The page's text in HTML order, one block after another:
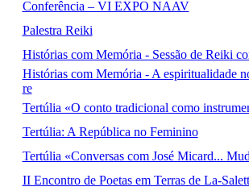
Conferência – VI EXPO NAAV
Palestra Reiki
Histórias com Memória - Sessão de Reiki
Histórias com Memória - A espiritualidade
re
Tertúlia «O conto tradicional como
Tertúlia: A República no Feminino
Tertúlia «Conversas com José Micard...
II Encontro de Poetas em Terras de La-